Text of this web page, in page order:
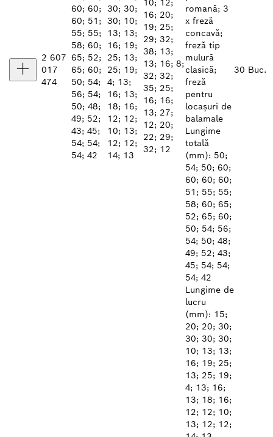
2 607
017
474
60; 60;
60; 51;
55; 55;
58; 60;
65; 52;
65; 60;
50; 54;
56; 54;
50; 48;
49; 52;
43; 45;
54; 54;
54; 42
30; 30;
30; 10;
13; 13;
16; 19;
25; 13;
25; 19;
4; 13;
16; 13;
18; 16;
12; 12;
10; 13;
12; 12;
14; 13
10; 12;
16; 20;
19; 25;
29; 32;
38; 13;
13; 16; 8;
32; 32;
35; 25;
16; 16;
13; 27;
12; 20;
22; 29;
32; 12
romană; 3
x freză
concavă;
freză tip
mulură
clasică;
freză
pentru
locașuri de
balamale
Lungime
totală
(mm): 50;
54; 50; 60;
60; 60; 60;
51; 55; 55;
58; 60; 65;
52; 65; 60;
50; 54; 56;
54; 50; 48;
49; 52; 43;
45; 54; 54;
54; 42
Lungime de
lucru
(mm): 15;
20; 20; 30;
30; 30; 30;
10; 13; 13;
16; 19; 25;
13; 25; 19;
4; 13; 16;
13; 18; 16;
12; 12; 10;
13; 12; 12;
30 Buc.